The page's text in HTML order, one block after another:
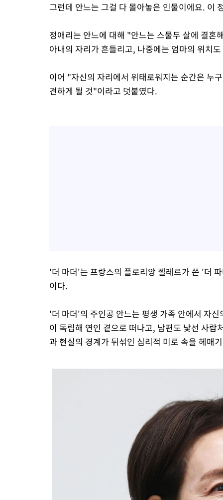
그런데 안느는 그걸 다 몰아놓은 인물이에요. 이
정애리는 안느에 대해 "안느는 스물두 살에 결
아내의 자리가 흔들리고, 나중에는 엄마의 위치
이어 "자신의 자리에서 위태로워지는 순간은 누
견하게 될 것"이라고 덧붙였다.
'더 마더'는 프랑스의 플로리앙 젤레르가 쓴 '더
이다.
'더 마더'의 주인공 안느는 평생 가족 안에서 자
이 독립해 연인 곁으로 떠나고, 남편도 낯선 사
과 현실의 경계가 뒤섞인 심리적 미로 속을 헤매